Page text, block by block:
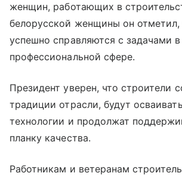
женщин, работающих в
белорусской женщины он отметил,
успешно справляются с задачами
профессиональной сфере.
Президент уверен, что строители
традиции отрасли, будут
технологии и продолжат
планку качества.
Работникам и ветеранам